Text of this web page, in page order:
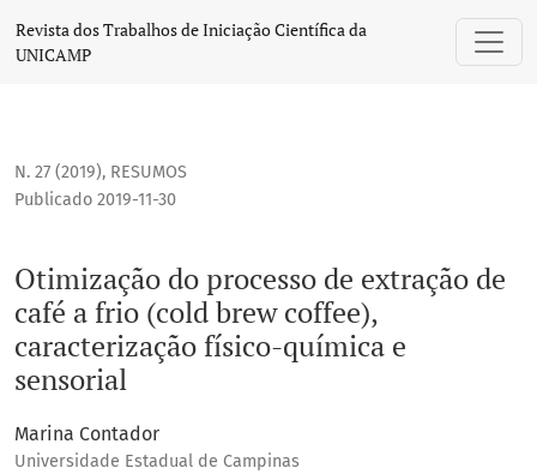
Otimização do processo de extração de café a frio (cold
Revista dos Trabalhos de Iniciação Científica da
UNICAMP
N. 27 (2019), RESUMOS
Otimização do processo de extração de
café a frio (cold brew coffee),
caracterização físico-química e
sensorial
Publicado 2019-11-30
Marina Contador
Universidade Estadual de Campinas